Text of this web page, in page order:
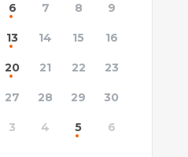
6 7 8 9
13 14 15 16
20 21 22 23
27 28 29 30
3 4 5 6